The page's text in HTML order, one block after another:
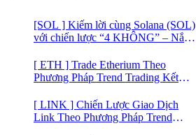
[SOL ] Kiếm lời cùng Solana (SOL)
với chiến lược “4 KHÔNG” – Nắm
lý
[ ETH ] Trade Etherium Theo
Phương Pháp Trend Trading Kết
[ LINK ] Chiến Lược Giao Dịch
Link Theo Phương Pháp Trend